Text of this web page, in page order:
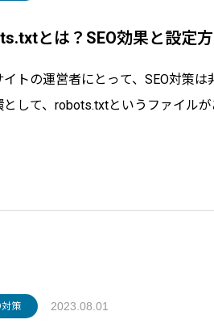
とは？SEO効果と設定
イトの運営者にとって、SEO対策は
として、robots.txtというファイルが
対策 2023.08.01